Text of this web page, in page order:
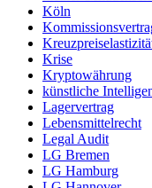
Köln
Krise
Kryptowährung
künstliche
Lagervertrag
Lebensmittelrecht
Legal Audit
LG Bremen
LG Hamburg